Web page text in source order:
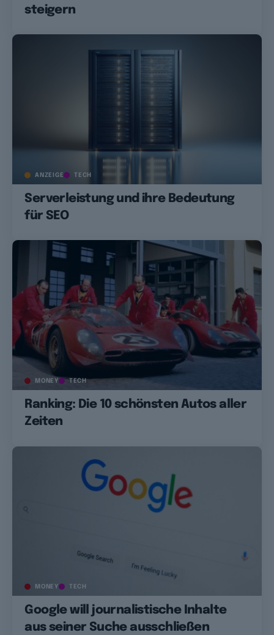
steigern
ANZEIGE TECH
Serverleistung und ihre Bedeutung
für SEO
MONEY TECH
Ranking: Die 10 schönsten Autos aller
Zeiten
MONEY TECH
Google will journalistische Inhalte
aus seiner Suche ausschließen